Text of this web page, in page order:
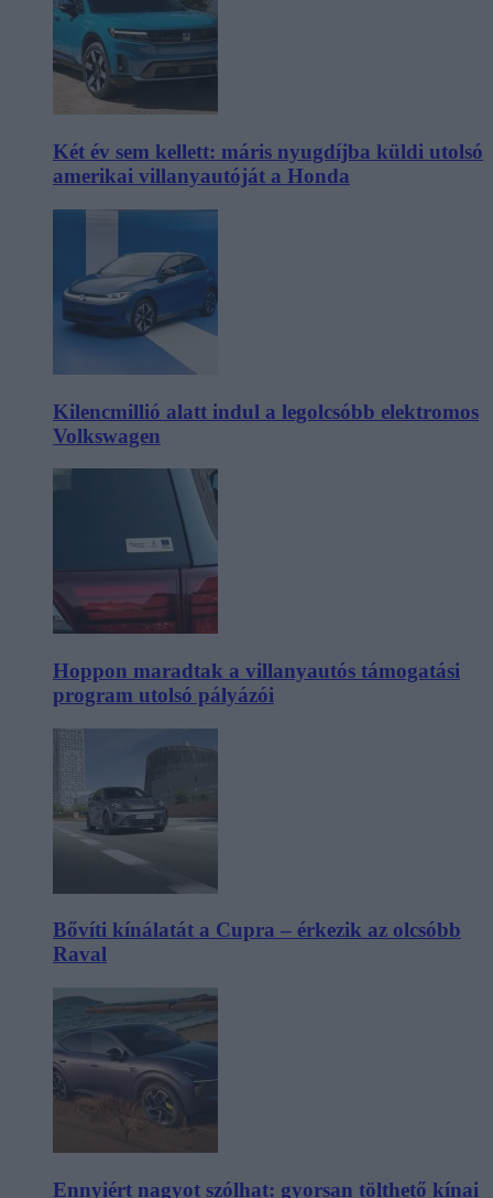
Két év sem kellett: máris nyugdíjba küldi utolsó
amerikai villanyautóját a Honda
Kilencmillió alatt indul a legolcsóbb elektromos
Volkswagen
Hoppon maradtak a villanyautós támogatási
program utolsó pályázói
Bővíti kínálatát a Cupra – érkezik az olcsóbb
Raval
Ennyiért nagyot szólhat: gyorsan tölthető kínai